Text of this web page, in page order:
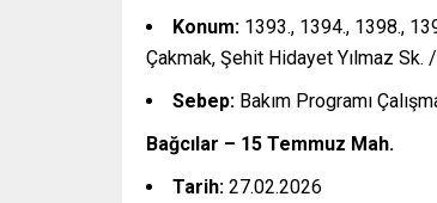
Konum: 1393., 1394., 1398.,
Çakmak, Şehit Hidayet Yılmaz Sk.
Sebep: Bakım Programı
Bağcılar – 15 Temmuz Mah.
Tarih: 27.02.2026